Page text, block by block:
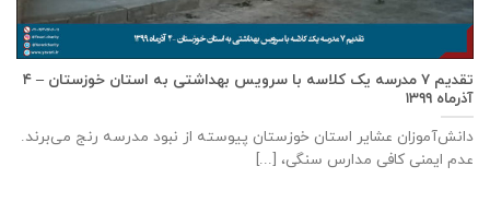
تقدیم ۷ مدرسه یک کلاسه با سرويس بهداشتی به استان خوزستان – ۴
آذر‌ماه ۱۳۹۹
دانش‌آموزان عشایر استان خوزستان پيوسته از نبود مدرسه رنج می‌برند.
عدم ایمنی کافی مدارس سنگی، [...]